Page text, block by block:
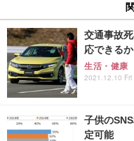
交通事故
応できるか
生活・健康
2021.12.10 Fri
子供の
定可能